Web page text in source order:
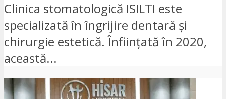
Clinica stomatologică ISILTI este
specializată în îngrijire dentară și
chirurgie estetică. Înființată în 2020,
această...